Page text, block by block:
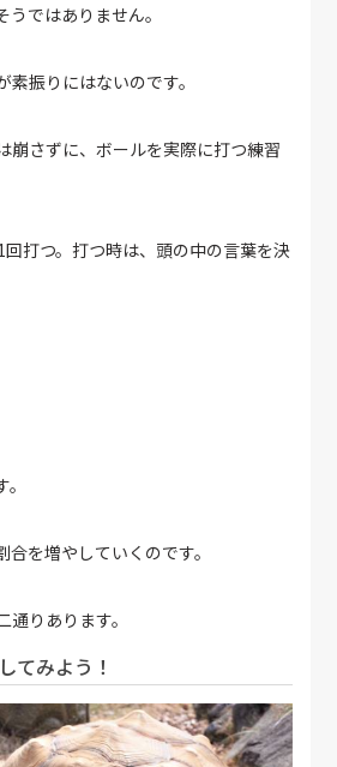
ではありません。
素振りにはないのです。
崩さずに、ボールを実際に打つ練習
打つ。打つ時は、頭の中の言葉を決
を増やしていくのです。
りあります。
てみよう！